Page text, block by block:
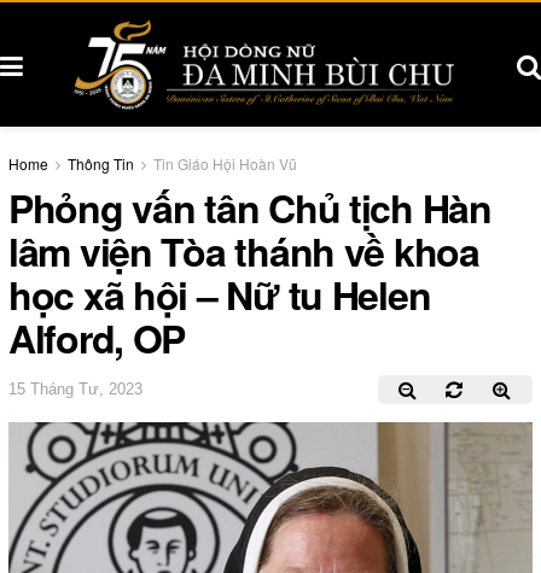
Home Thông Tin Tin Giáo Hội Hoàn Vũ
Phỏng vấn tân Chủ tịch Hàn
lâm viện Tòa thánh về khoa
học xã hội – Nữ tu Helen
Alford, OP
15 Tháng Tư, 2023